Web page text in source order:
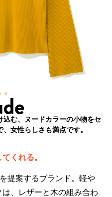
む、ヌードカラーの小物をセ
女性らしさも満点です。
くれる。
提案するブランド。軽や
、レザーと木の組み合わ